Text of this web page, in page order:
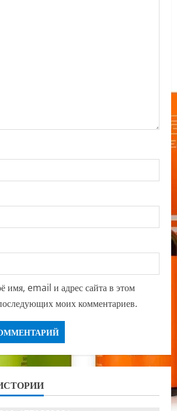
имя, email и адрес сайта в этом
моих комментариев.